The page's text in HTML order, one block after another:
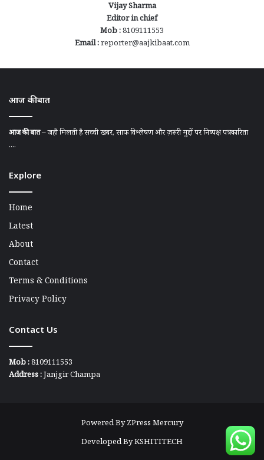
Vijay Sharma
Editor in chief
Mob :8109111553
Email :reporter@aajkibaat.com
आज की बात
आज की बात– जहाँ मिलती है सच्ची खबर, साफ़ विश्लेषण और ज़रूरी मुद्दों पर निष्पक्ष पत्रकारिता
....
Explore
Home
Latest
About
Contact
Terms & Conditions
Privacy Policy
Contact Us
Mob :8109111553
Address :Janjgir Champa
Powered ByZPress Mercury
Developed ByKSHITITECH